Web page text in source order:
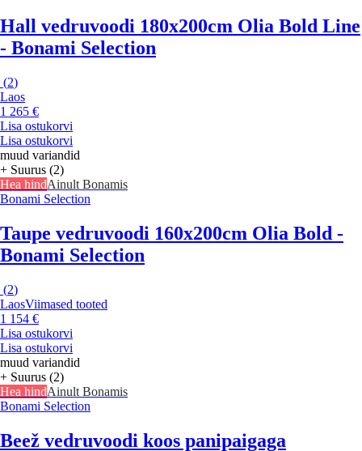
Hall vedruvoodi 180x200cm Olia Bold Line
- Bonami Selection
(2)
Laos
1 265 €
Lisa ostukorvi
Lisa ostukorvi
muud variandid
+ Suurus (2)
Hea hindAinult Bonamis
Bonami Selection
Taupe vedruvoodi 160x200cm Olia Bold -
Bonami Selection
(2)
LaosViimased tooted
1 154 €
Lisa ostukorvi
Lisa ostukorvi
muud variandid
+ Suurus (2)
Hea hindAinult Bonamis
Bonami Selection
Beež vedruvoodi koos panipaigaga